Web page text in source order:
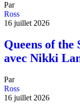
Par
Ross
16 juillet 2026
Queens of the
avec Nikki
Par
Ross
16 juillet 2026